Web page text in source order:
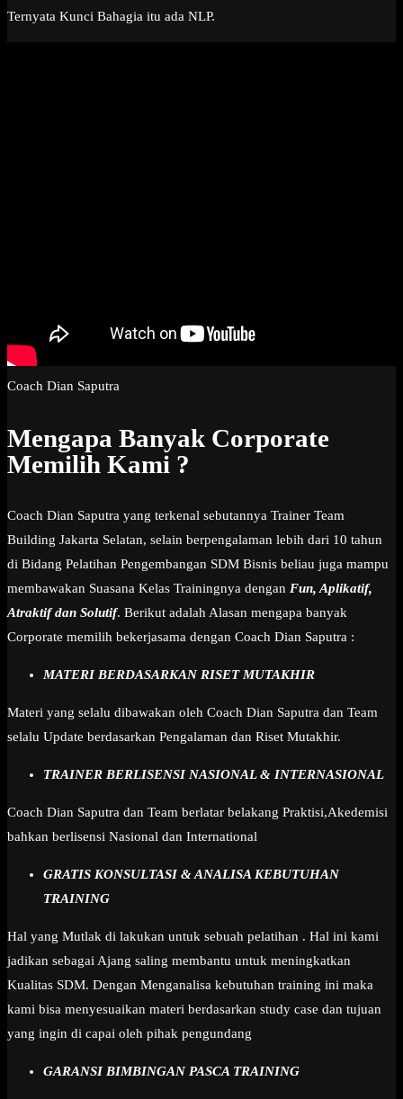
Ternyata Kunci Bahagia itu ada NLP.
Coach Dian Saputra
Mengapa Banyak Corporate
Memilih Kami ?
Coach Dian Saputra yang terkenal sebutannya Trainer Team
Building Jakarta Selatan, selain berpengalaman lebih dari 10 tahun
di Bidang Pelatihan Pengembangan SDM Bisnis beliau juga mampu
membawakan Suasana Kelas Trainingnya dengan Fun, Aplikatif,
Atraktif dan Solutif. Berikut adalah Alasan mengapa banyak
Corporate memilih bekerjasama dengan Coach Dian Saputra :
MATERI BERDASARKAN RISET MUTAKHIR
Materi yang selalu dibawakan oleh Coach Dian Saputra dan Team
selalu Update berdasarkan Pengalaman dan Riset Mutakhir.
TRAINER BERLISENSI NASIONAL & INTERNASIONAL
Coach Dian Saputra dan Team berlatar belakang Praktisi,Akedemisi
bahkan berlisensi Nasional dan International
GRATIS KONSULTASI & ANALISA KEBUTUHAN
TRAINING
Hal yang Mutlak di lakukan untuk sebuah pelatihan . Hal ini kami
jadikan sebagai Ajang saling membantu untuk meningkatkan
Kualitas SDM. Dengan Menganalisa kebutuhan training ini maka
kami bisa menyesuaikan materi berdasarkan study case dan tujuan
yang ingin di capai oleh pihak pengundang
GARANSI BIMBINGAN PASCA TRAINING